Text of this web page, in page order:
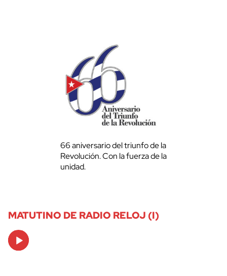
66 aniversario del triunfo de la
Revolución. Con la fuerza de la
unidad.
MATUTINO DE RADIO RELOJ (I)
Audio
Player